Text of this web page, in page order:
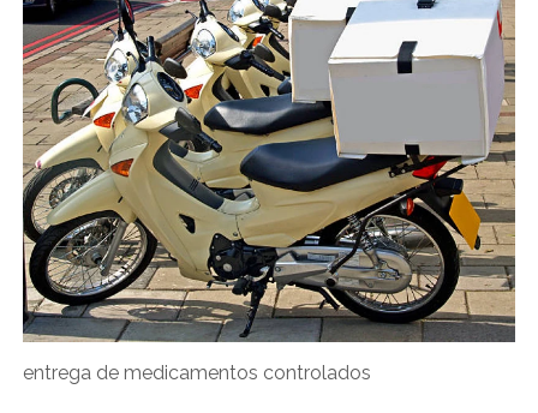
entrega de medicamentos controlados